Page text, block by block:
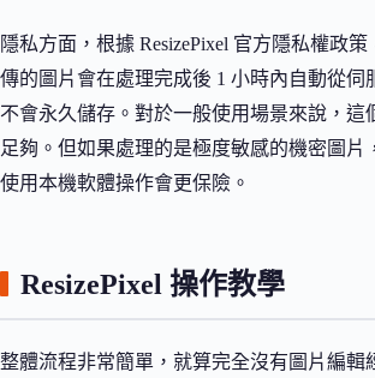
隱私方面，根據 ResizePixel 官方隱私權政策
傳的圖片會在處理完成後 1 小時內自動從伺
不會永久儲存。對於一般使用場景來說，這
足夠。但如果處理的是極度敏感的機密圖片
使用本機軟體操作會更保險。
ResizePixel 操作教學
整體流程非常簡單，就算完全沒有圖片編輯